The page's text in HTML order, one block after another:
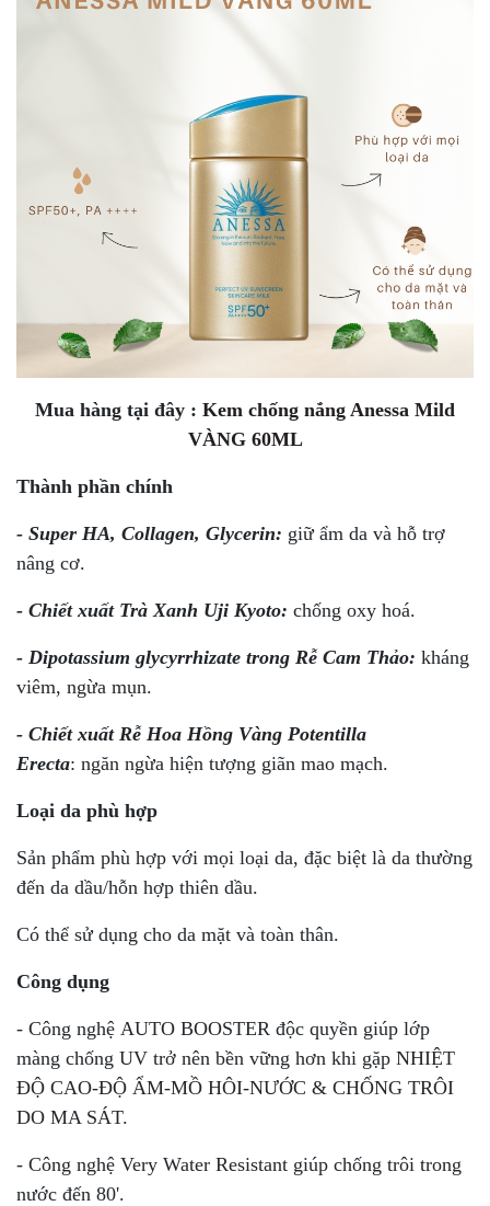
Mua hàng tại đây : Kem chống nắng Anessa Mild
VÀNG 60ML
Thành phần chính
- Super HA, Collagen, Glycerin: giữ ẩm da và hỗ trợ
nâng cơ.
- Chiết xuất Trà Xanh Uji Kyoto: chống oxy hoá.
- Dipotassium glycyrrhizate trong Rễ Cam Thảo: kháng
viêm, ngừa mụn.
- Chiết xuất Rễ Hoa Hồng Vàng Potentilla
Erecta: ngăn ngừa hiện tượng giãn mao mạch.
Loại da phù hợp
Sản phẩm phù hợp với mọi loại da, đặc biệt là da thường
đến da dầu/hỗn hợp thiên dầu.
Có thể sử dụng cho da mặt và toàn thân.
Công dụng
- Công nghệ AUTO BOOSTER độc quyền giúp lớp
màng chống UV trở nên bền vững hơn khi gặp NHIỆT
ĐỘ CAO-ĐỘ ẨM-MỒ HÔI-NƯỚC & CHỐNG TRÔI
DO MA SÁT.
- Công nghệ Very Water Resistant giúp chống trôi trong
nước đến 80'.